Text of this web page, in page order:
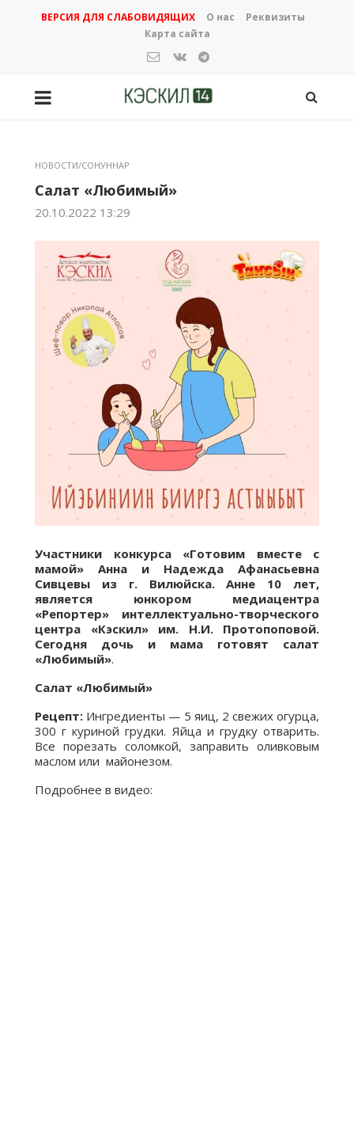
ВЕРСИЯ ДЛЯ СЛАБОВИДЯЩИХ О нас
Реквизиты
Карта сайта
НОВОСТИ/СОНУННАР
Салат «Любимый»
20.10.2022 13:29
Участники конкурса «Готовим вместе с
мамой» Анна и Надежда Афанасьевна
Сивцевы из г. Вилюйска. Анне 10 лет,
является юнкором медиацентра
«Репортер» интеллектуально-творческого
центра «Кэскил» им. Н.И. Протопоповой.
Сегодня дочь и мама готовят салат
«Любимый».
Салат «Любимый»
Рецепт: Ингредиенты — 5 яиц, 2 свежих огурца,
300 г куриной грудки. Яйца и грудку отварить.
Все порезать соломкой, заправить оливковым
маслом или майонезом.
Подробнее в видео: